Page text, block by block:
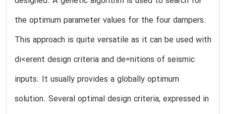
the optimum parameter values for the four dampers.
This approach is quite versatile as it can be used with
di<erent design criteria and de=nitions of seismic
inputs. It usually provides a globally optimum
solution. Several optimal design criteria, expressed in